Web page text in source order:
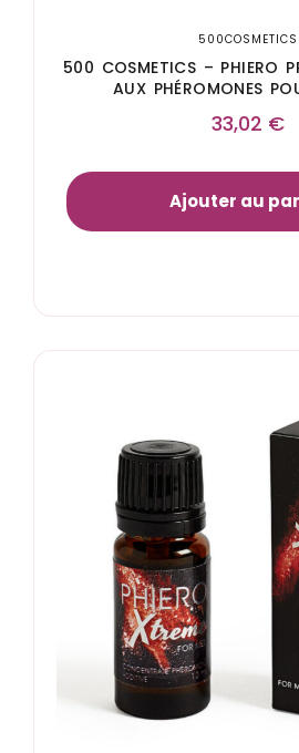
500COSMETICS
500 COSMETICS – PHIERO
AUX PHÉROMONES
33,02 €
Ajouter au